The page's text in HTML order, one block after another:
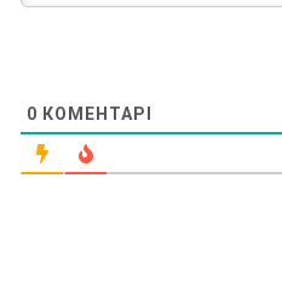
0 КОМЕНТАРІ